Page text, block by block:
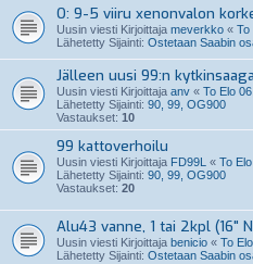
O: 9-5 viiru xenonvalon
Uusin viesti Kirjoittaja meverkko « To
Lähetetty Sijainti: Ostetaan Saabin
Jälleen uusi 99:n kytkinsaaga
Uusin viesti Kirjoittaja anv « To Elo
Lähetetty Sijainti: 90, 99, OG900
Vastaukset: 10
99 kattoverhoilu
Uusin viesti Kirjoittaja FD99L « To
Lähetetty Sijainti: 90, 99, OG900
Vastaukset: 20
Alu43 vanne, 1 tai 2kpl (16"
Uusin viesti Kirjoittaja benicio « To
Lähetetty Sijainti: Ostetaan Saabin